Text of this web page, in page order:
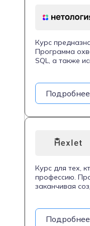
Курс
Программа
SQL, а также
удобный
позволяет
Подробнее
Курс для тех,
профессию.
заканчивая
портфолио на
позволяет
Подробнее